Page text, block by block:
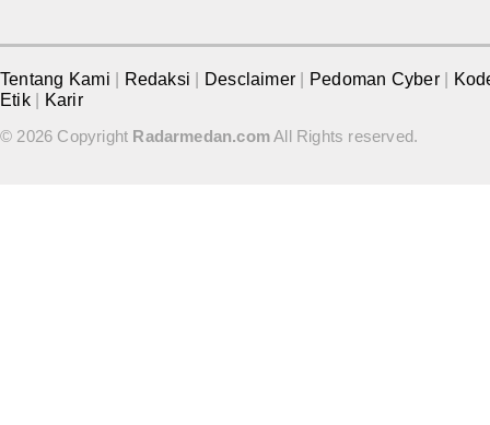
Tentang Kami Redaksi Desclaimer Pedoman Cyber
Etik
Karir
© 2026 Copyright Radarmedan.comAll Rights reserved.